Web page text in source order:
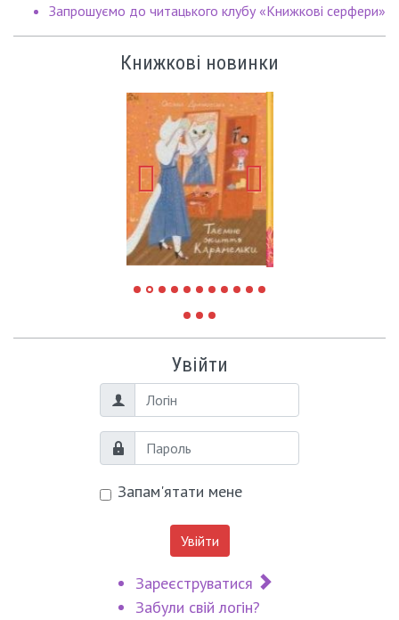
Запрошуємо до читацького клубу «Книжкові серфери»
Книжкові новинки
Увійти
Логін
Пароль
Запам'ятати мене
Увійти
Зареєструватися
Забули свій логін?